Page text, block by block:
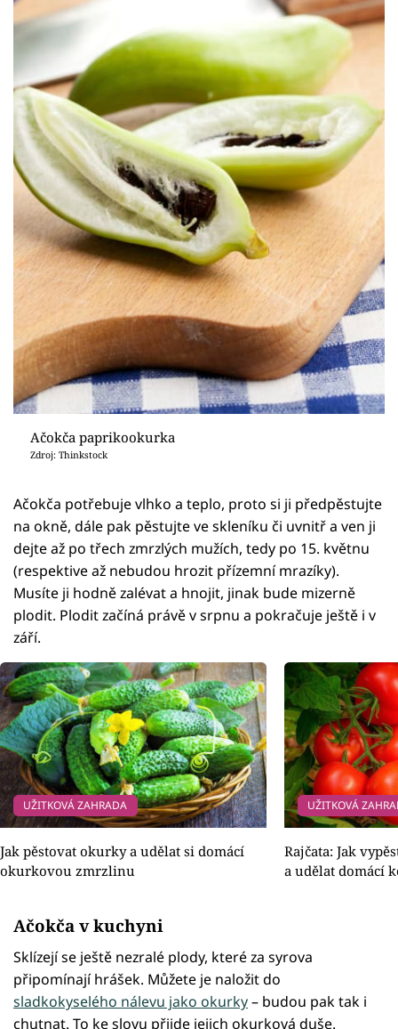
Ačokča paprikookurka
Zdroj: Thinkstock
Ačokča potřebuje vlhko a teplo, proto si ji předpěstujte
na okně, dále pak pěstujte ve skleníku či uvnitř a ven ji
dejte až po třech zmrzlých mužích, tedy po 15. květnu
(respektive až nebudou hrozit přízemní mrazíky).
Musíte ji hodně zalévat a hnojit, jinak bude mizerně
plodit. Plodit začíná právě v srpnu a pokračuje ještě i v
září.
UŽITKOVÁ ZAHRADA
Jak pěstovat okurky a udělat si domácí
okurkovou zmrzlinu
UŽITKOVÁ
Rajčata: Jak
a udělat domácí
Ačokča v kuchyni
Sklízejí se ještě nezralé plody, které za syrova
připomínají hrášek. Můžete je naložit do
sladkokyselého nálevu jako okurky– budou pak tak i
chutnat. To ke slovu přijde jejich okurková duše.